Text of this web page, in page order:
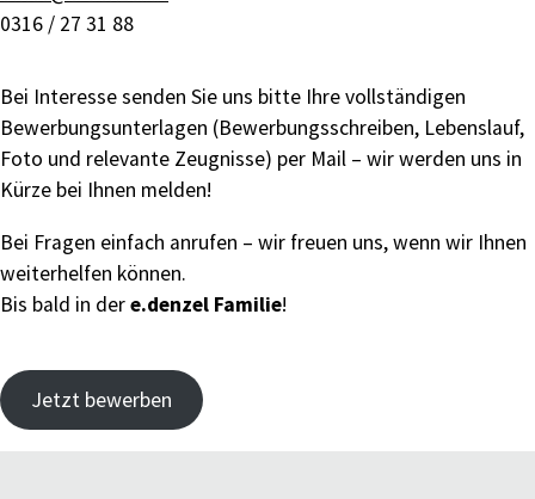
0316 / 27 31 88
Bei Interesse senden Sie uns bitte Ihre vollständigen
Bewerbungsunterlagen (Bewerbungsschreiben, Lebenslauf,
Foto und relevante Zeugnisse) per Mail – wir werden uns in
Kürze bei Ihnen melden!
Bei Fragen einfach anrufen – wir freuen uns, wenn wir Ihnen
weiterhelfen können.
Bis bald in dere.denzel Familie!
Jetzt bewerben